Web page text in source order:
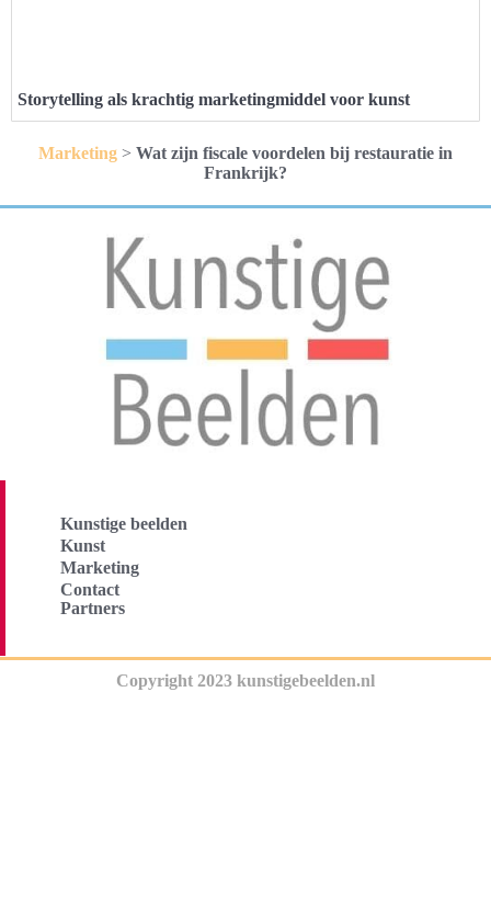
Storytelling als krachtig marketingmiddel voor kunst
Marketing > Wat zijn fiscale voordelen bij restauratie in
Frankrijk?
Kunstige beelden
Kunst
Marketing
Contact
Partners
Copyright 2023 kunstigebeelden.nl